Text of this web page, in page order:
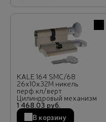
В
KALE 164 SMC/68
26х10х32M никель
перф.кл/верт
Цилиндровый механизм
1 468.03 руб.
В корзину